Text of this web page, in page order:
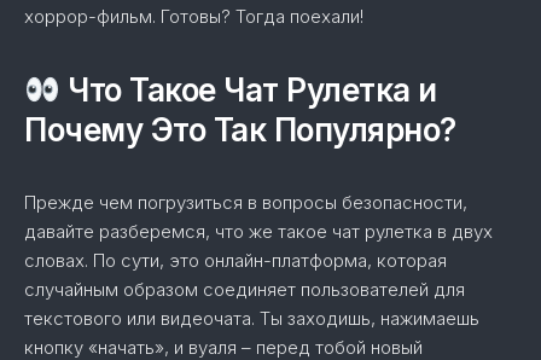
хоррор-фильм. Готовы? Тогда поехали!
Что Такое Чат Рулетка и
Почему Это Так Популярно?
Прежде чем погрузиться в вопросы безопасности,
давайте разберемся, что же такое чат рулетка в двух
словах. По сути, это онлайн-платформа, которая
случайным образом соединяет пользователей для
текстового или видеочата. Ты заходишь, нажимаешь
кнопку «начать», и вуаля – перед тобой новый